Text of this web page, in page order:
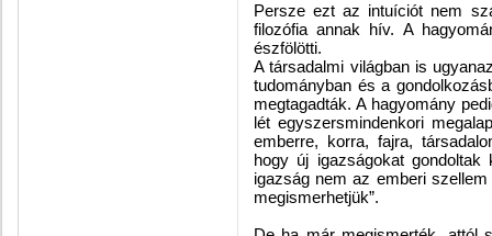
Persze ezt az intuíciót nem
filozófia annak hív. A
észfölötti.
A társadalmi világban is
tudományban és a
megtagadták. A hagyomány
lét egyszersmindenkori
emberre, korra, fajra,
hogy új igazságokat
igazság nem az emberi
megismerhetjük”.